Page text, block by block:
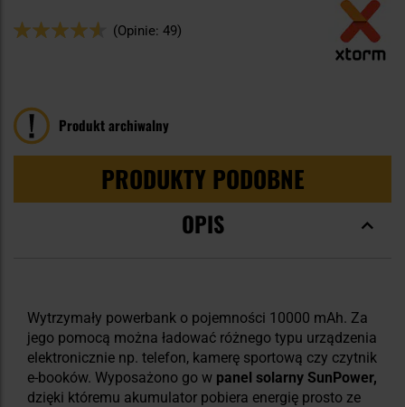
Ocena:
(Opinie: 49)
Produkt archiwalny
PRODUKTY PODOBNE
OPIS
Wytrzymały powerbank o pojemności 10000 mAh. Za
jego pomocą można ładować różnego typu urządzenia
elektronicznie np. telefon, kamerę sportową czy czytnik
e-booków. Wyposażono go w panel solarny SunPower,
dzięki któremu akumulator pobiera energię prosto ze